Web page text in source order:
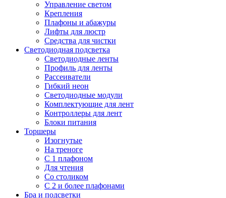
Управление светом
Крепления
Плафоны и абажуры
Лифты для люстр
Средства для чистки
Светодиодная подсветка
Светодиодные ленты
Профиль для ленты
Рассеиватели
Гибкий неон
Светодиодные модули
Комплектующие для лент
Контроллеры для лент
Блоки питания
Торшеры
Изогнутые
На треноге
С 1 плафоном
Для чтения
Со столиком
С 2 и более плафонами
Бра и подсветки